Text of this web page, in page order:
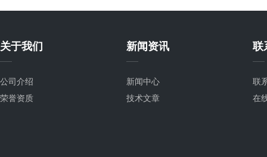
关于我们
公司介绍
荣誉资质
新闻资讯
新闻中心
技术文章
联
联
在